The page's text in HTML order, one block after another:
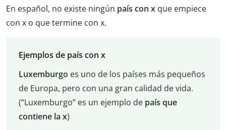
En español, no existe ningún país con x que empiece
con x o que termine con x.
Ejemplos de país con x
Luxemburgo es uno de los países más pequeños
de Europa, pero con una gran calidad de vida.
(“Luxemburgo” es un ejemplo de país que
contiene la x)